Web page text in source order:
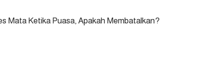
Mata Ketika Puasa, Apakah Membatalkan?